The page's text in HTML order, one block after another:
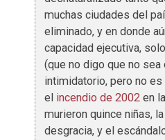
muchas ciudades del
eliminado, y en donde
capacidad ejecutiva,
(que no digo que no sea
intimidatorio, pero no
el incendio de 2002 en
murieron quince niñas,
desgracia, y el